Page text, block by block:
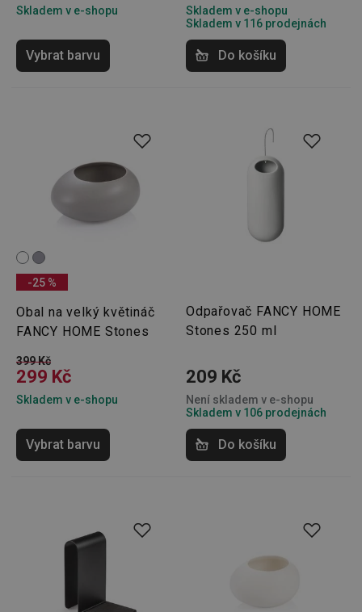
Skladem v e-shopu
Vybrat barvu
Skladem v e-shopu
Skladem v 116 prodejnách
Do košíku
-25 %
Obal na velký květináč
FANCY HOME Stones
399 Kč
299 Kč
Skladem v e-shopu
Vybrat barvu
Odpařovač FANCY HOME
Stones 250 ml
209 Kč
Není skladem v e-shopu
Skladem v 106 prodejnách
Do košíku